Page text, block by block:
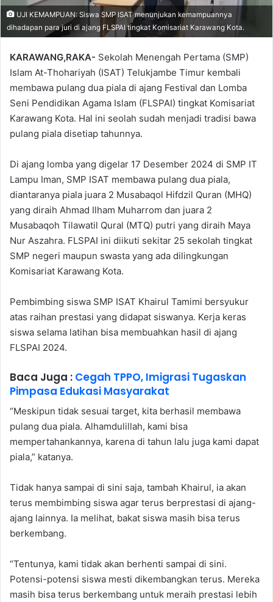
UJI KEMAMPUAN: Siswa SMP ISAT menunjukan kemampuannya
dihadapan para juri di ajang FLSPAI tingkat Komisariat Karawang Kota.
KARAWANG,RAKA- Sekolah Menengah Pertama (SMP)
Islam At-Thohariyah (ISAT) Telukjambe Timur kembali
membawa pulang dua piala di ajang Festival dan Lomba
Seni Pendidikan Agama Islam (FLSPAI) tingkat Komisariat
Karawang Kota. Hal ini seolah sudah menjadi tradisi bawa
pulang piala disetiap tahunnya.
Di ajang lomba yang digelar 17 Desember 2024 di SMP IT
Lampu Iman, SMP ISAT membawa pulang dua piala,
diantaranya piala juara 2 Musabaqol Hifdzil Quran (MHQ)
yang diraih Ahmad Ilham Muharrom dan juara 2
Musabaqoh Tilawatil Qural (MTQ) putri yang diraih Maya
Nur Aszahra. FLSPAI ini diikuti sekitar 25 sekolah tingkat
SMP negeri maupun swasta yang ada dilingkungan
Komisariat Karawang Kota.
Pembimbing siswa SMP ISAT Khairul Tamimi bersyukur
atas raihan prestasi yang didapat siswanya. Kerja keras
siswa selama latihan bisa membuahkan hasil di ajang
FLSPAI 2024.
Baca Juga : Cegah TPPO, Imigrasi Tugaskan
Pimpasa Edukasi Masyarakat
“Meskipun tidak sesuai target, kita berhasil membawa
pulang dua piala. Alhamdulillah, kami bisa
mempertahankannya, karena di tahun lalu juga kami dapat
piala,” katanya.
Tidak hanya sampai di sini saja, tambah Khairul, ia akan
terus membimbing siswa agar terus berprestasi di ajang-
ajang lainnya. Ia melihat, bakat siswa masih bisa terus
berkembang.
“Tentunya, kami tidak akan berhenti sampai di sini.
Potensi-potensi siswa mesti dikembangkan terus. Mereka
masih bisa terus berkembang untuk meraih prestasi lebih